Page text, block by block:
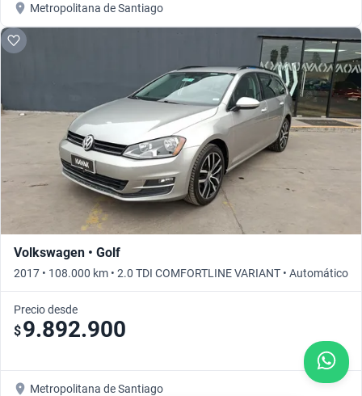
Metropolitana de Santiago
Volkswagen • Golf
2017 • 108.000 km • 2.0 TDI COMFORTLINE VARIANT • Automático
Precio desde
$9.892.900
Metropolitana de Santiago